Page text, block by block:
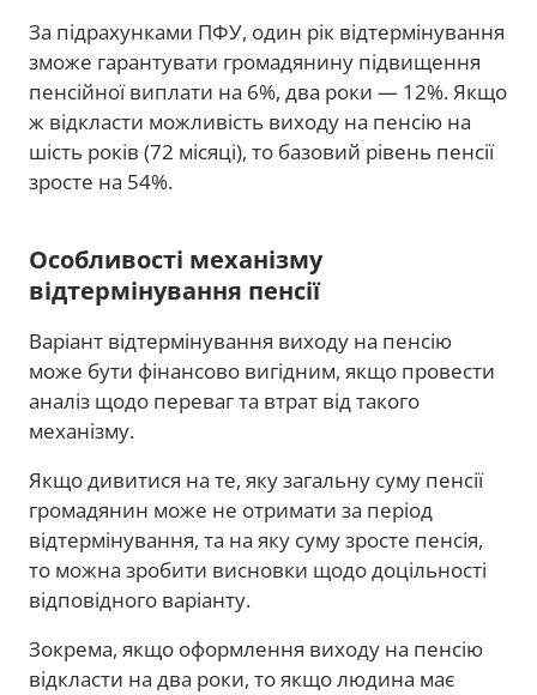
За підрахунками ПФУ, один рік відтермінування
зможе гарантувати громадянину підвищення
пенсійної виплати на 6%, два роки — 12%. Якщо
ж відкласти можливість виходу на пенсію на
шість років (72 місяці), то базовий рівень пенсії
зросте на 54%.
Особливості механізму
відтермінування пенсії
Варіант відтермінування виходу на пенсію
може бути фінансово вигідним, якщо провести
аналіз щодо переваг та втрат від такого
механізму.
Якщо дивитися на те, яку загальну суму пенсії
громадянин може не отримати за період
відтермінування, та на яку суму зросте пенсія,
то можна зробити висновки щодо доцільності
відповідного варіанту.
Зокрема, якщо оформлення виходу на пенсію
відкласти на два роки, то якщо людина має